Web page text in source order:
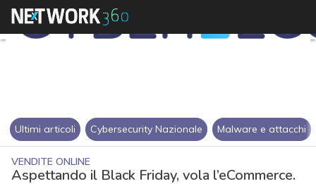
Ultimi articoli Cybersecurity Nazionale Malware e attacchi
VENDITE ONLINE
Aspettando il Black Friday, vola l’eCommerce.